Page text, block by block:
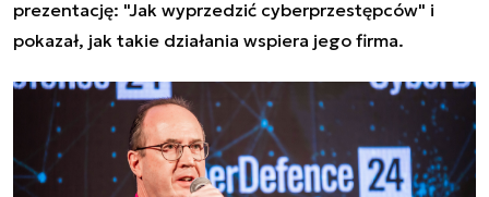
prezentację: "Jak wyprzedzić cyberprzestępców" i
pokazał, jak takie działania wspiera jego firma.